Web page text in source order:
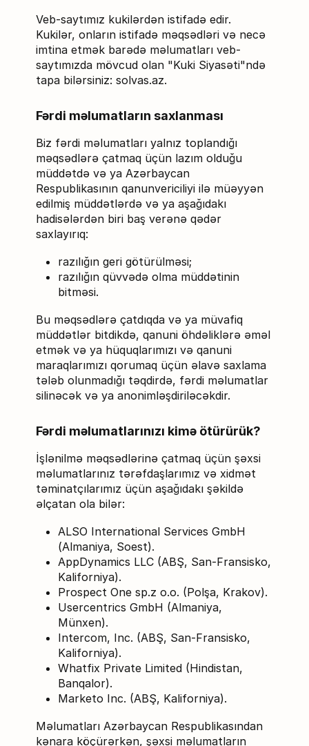
Veb-saytımız kukilərdən istifadə edir.
Kukilər, onların istifadə məqsədləri və necə
imtina etmək barədə məlumatları veb-
saytımızda mövcud olan "Kuki Siyasəti"ndə
tapa bilərsiniz: solvas.az.
Fərdi məlumatların saxlanması
Biz fərdi məlumatları yalnız toplandığı
məqsədlərə çatmaq üçün lazım olduğu
müddətdə və ya Azərbaycan
Respublikasının qanunvericiliyi ilə müəyyən
edilmiş müddətlərdə və ya aşağıdakı
hadisələrdən biri baş verənə qədər
saxlayırıq:
razılığın geri götürülməsi;
razılığın qüvvədə olma müddətinin
bitməsi.
Bu məqsədlərə çatdıqda və ya müvafiq
müddətlər bitdikdə, qanuni öhdəliklərə əməl
etmək və ya hüquqlarımızı və qanuni
maraqlarımızı qorumaq üçün əlavə saxlama
tələb olunmadığı təqdirdə, fərdi məlumatlar
silinəcək və ya anonimləşdiriləcəkdir.
Fərdi məlumatlarınızı kimə ötürürük?
İşlənilmə məqsədlərinə çatmaq üçün şəxsi
məlumatlarınız tərəfdaşlarımız və xidmət
təminatçılarımız üçün aşağıdakı şəkildə
əlçatan ola bilər:
ALSO International Services GmbH
(Almaniya, Soest).
AppDynamics LLC (ABŞ, San-Fransisko,
Kaliforniya).
Prospect One sp.z o.o. (Polşa, Krakov).
Usercentrics GmbH (Almaniya,
Münxen).
Intercom, Inc. (ABŞ, San-Fransisko,
Kaliforniya).
Whatfix Private Limited (Hindistan,
Banqalor).
Marketo Inc. (ABŞ, Kaliforniya).
Məlumatları Azərbaycan Respublikasından
kənara köçürərkən, şəxsi məlumatların